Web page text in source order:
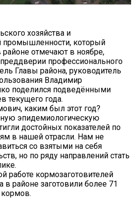
хозяйства и
который
районе отмечают в ноябре,
профессионального
Главы района, руководитель
Владимир
поделился подведёнными
текущего года.
каким был этот год?
эпидемиологическую
достойных показателей по
в нашей отрасли. Нам не
со взятыми на себя
но по ряду направлений стать
работе кормозаготовителей
в районе заготовили более 71
кормов.